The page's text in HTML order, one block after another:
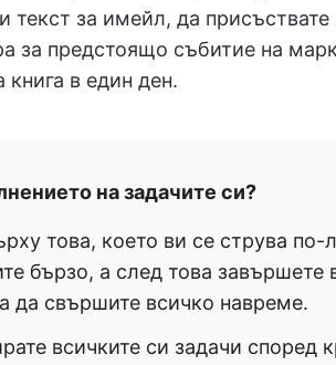
текст за имейл, да
за предстоящо събитие на
книга в един ден.
на задачите си?
това, което ви се струва по-
бързо, а след това завършете
да свършите всичко навреме.
всичките си задачи според